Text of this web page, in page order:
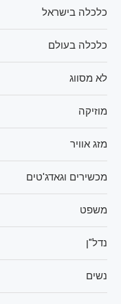
כלכלה בישראל
כלכלה בעולם
לא מסווג
מוזיקה
מזג אוויר
מכשירים וגאדג'טים
משפט
נדל"ן
נשים